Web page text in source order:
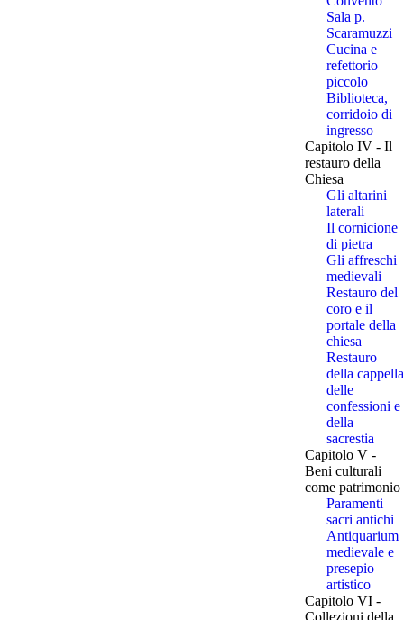
Sala p.
Scaramuzzi
Cucina e
refettorio
piccolo
Biblioteca,
corridoio di
ingresso
Capitolo IV - Il
restauro della
Chiesa
Gli altarini
laterali
Il cornicione
di pietra
Gli affreschi
medievali
Restauro del
coro e il
portale della
chiesa
Restauro
della cappella
delle
confessioni e
della
sacrestia
Capitolo V -
Beni culturali
come patrimonio
Paramenti
sacri antichi
Antiquarium
medievale e
presepio
artistico
Capitolo VI -
Collezioni della